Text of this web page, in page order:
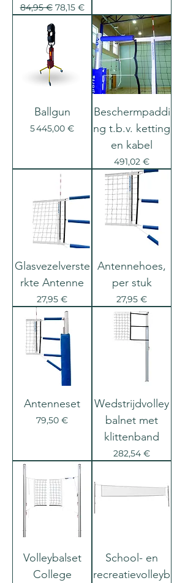
Prix original
84,95 € Prix promotionnel
78,15 €
Ballgun
Prix
5 445,00 €
Beschermpaddi
ng t.b.v. ketting
en kabel
Prix
491,02 €
Glasvezelverste
rkte Antenne
Prix
27,95 €
Antennehoes,
per stuk
Prix
27,95 €
Antenneset
Prix
79,50 €
Wedstrijdvolley
balnet met
klittenband
Prix
282,54 €
Volleybalset
College
School- en
recreatievolleyb